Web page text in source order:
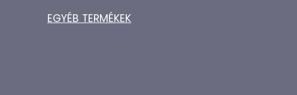
EGYÉB TERMÉKEK